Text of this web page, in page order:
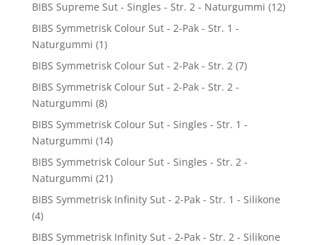
BIBS Supreme Sut - Singles - Str. 2 - Naturgummi (12)
BIBS Symmetrisk Colour Sut - 2-Pak - Str. 1 -
Naturgummi (1)
BIBS Symmetrisk Colour Sut - 2-Pak - Str. 2 (7)
BIBS Symmetrisk Colour Sut - 2-Pak - Str. 2 -
Naturgummi (8)
BIBS Symmetrisk Colour Sut - Singles - Str. 1 -
Naturgummi (14)
BIBS Symmetrisk Colour Sut - Singles - Str. 2 -
Naturgummi (21)
BIBS Symmetrisk Infinity Sut - 2-Pak - Str. 1 - Silikone
(4)
BIBS Symmetrisk Infinity Sut - 2-Pak - Str. 2 - Silikone